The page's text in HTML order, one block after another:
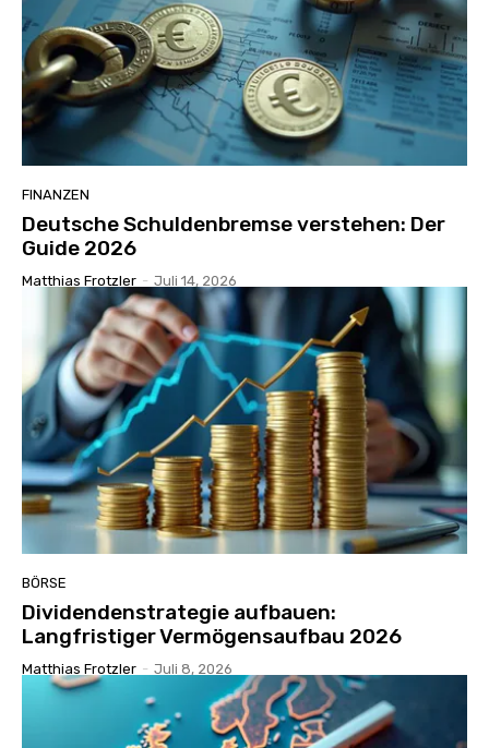
FINANZEN
Deutsche Schuldenbremse verstehen: Der
Guide 2026
Matthias Frotzler - Juli 14, 2026
BÖRSE
Dividendenstrategie aufbauen:
Langfristiger Vermögensaufbau 2026
Matthias Frotzler - Juli 8, 2026